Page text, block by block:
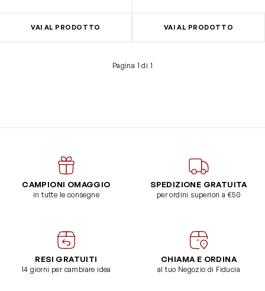
VAI AL PRODOTTO VAI AL PRODOTTO
Pagina 1 di 1
CAMPIONI OMAGGIO
in tutte le consegne
SPEDIZIONE GRATUITA
per ordini superiori a €50
RESI GRATUITI
14 giorni per cambiare idea
CHIAMA E ORDINA
al tuo Negozio di Fiducia